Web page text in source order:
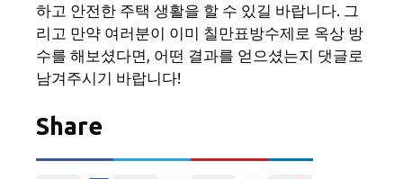
하고 안전한 주택 생활을 할 수 있길 바랍니다. 그
리고 만약 여러분이 이미 칠만표방수제로 옥상 방
수를 해보셨다면, 어떤 결과를 얻으셨는지 댓글로
남겨주시기 바랍니다!
Share